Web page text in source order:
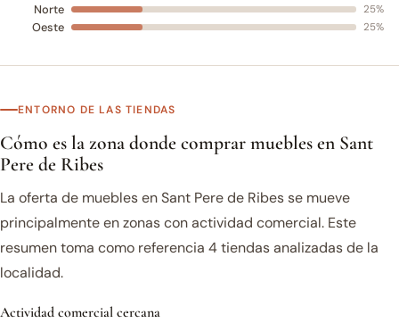
Norte 25%
Oeste 25%
ENTORNO DE LAS TIENDAS
Cómo es la zona donde comprar muebles en Sant
Pere de Ribes
La oferta de muebles en Sant Pere de Ribes se mueve
principalmente en zonas con actividad comercial. Este
resumen toma como referencia 4 tiendas analizadas de la
localidad.
Actividad comercial cercana